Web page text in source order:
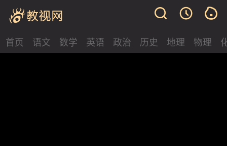
首页 语文 数学 英语 政治 历史 地理 物理